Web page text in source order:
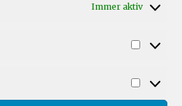
Immer aktiv